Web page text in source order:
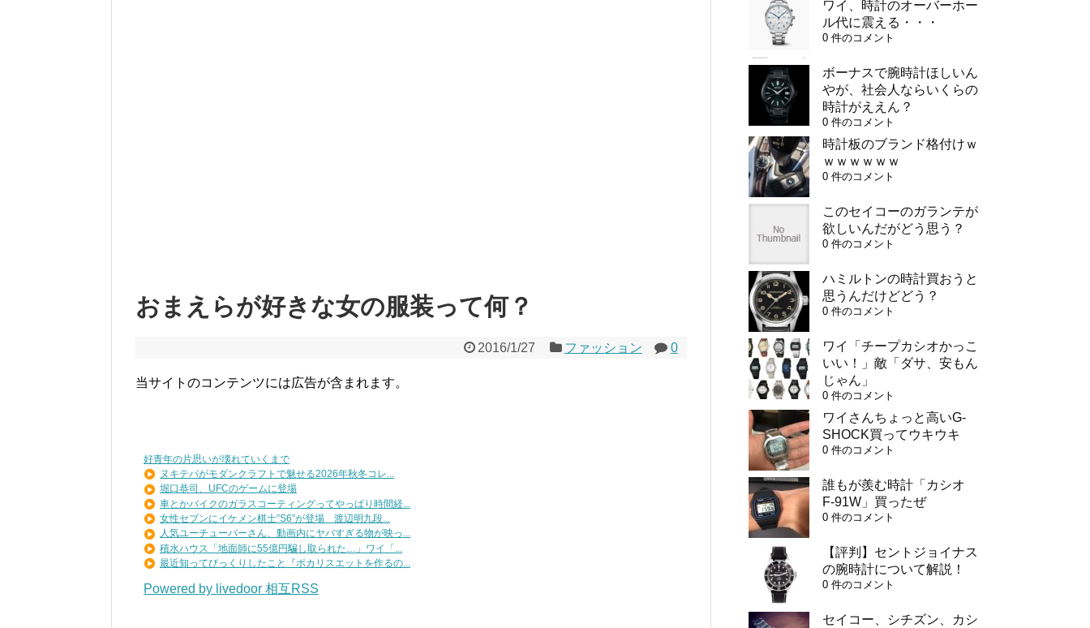
おまえらが好きな女の服装って何？
2016/1/27 ファッション 0
当サイトのコンテンツには広告が含まれます。
好青年の片思いが壊れていくまで
ヌキテパがモダンクラフトで魅せる2026年秋冬コレ...
堀口恭司、UFCのゲームに登場
車とかバイクのガラスコーティングってやっぱり時間経...
女性セブンにイケメン棋士”S6”が登場 渡辺明九段...
人気ユーチューバーさん、動画内にヤバすぎる物が映っ...
積水ハウス「地面師に55億円騙し取られた…」ワイ「...
最近知ってびっくりしたこと『ポカリスエットを作るの...
Powered by livedoor 相互RSS
ワイ、時計のオーバーホー
ル代に震える・・・
0 件のコメント
ボーナスで腕時計ほしいん
やが、社会人ならいくらの
時計がええん？
0 件のコメント
時計板のブランド格付けｗ
ｗｗｗｗｗｗ
0 件のコメント
このセイコーのガランテが
欲しいんだがどう思う？
0 件のコメント
ハミルトンの時計買おうと
思うんだけどどう？
0 件のコメント
ワイ「チープカシオかっこ
いい！」敵「ダサ、安もん
じゃん」
0 件のコメント
ワイさんちょっと高いG-
SHOCK買ってウキウキ
0 件のコメント
誰もが羨む時計「カシオ
F-91W」買ったぜ
0 件のコメント
【評判】セントジョイナス
の腕時計について解説！
0 件のコメント
セイコー、シチズン、カシ